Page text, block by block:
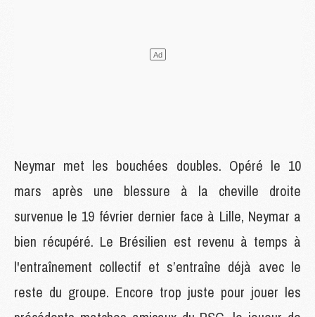
Neymar met les bouchées doubles. Opéré le 10
mars après une blessure à la cheville droite
survenue le 19 février dernier face à Lille, Neymar a
bien récupéré. Le Brésilien est revenu à temps à
l'entraînement collectif et s’entraîne déjà avec le
reste du groupe. Encore trop juste pour jouer les